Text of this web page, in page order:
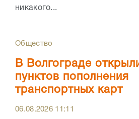
никакого...
Общество
В Волгограде
пунктов пополнения
транспортных карт
06.08.2026 11:11